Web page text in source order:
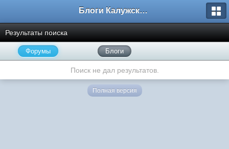
Блоги Калужского перекрестка
Результаты поиска
Форумы Блоги
Поиск не дал результатов.
Полная версия